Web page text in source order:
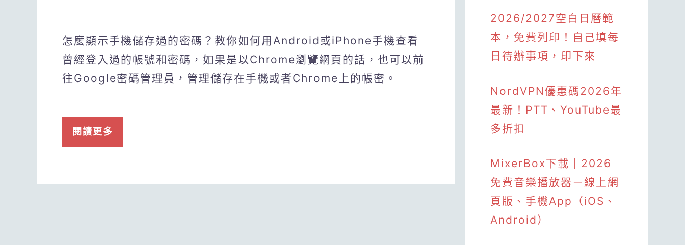
怎麼顯示手機儲存過的密碼？教你如何用Android或iPhone手機查看
曾經登入過的帳號和密碼，如果是以Chrome瀏覽網頁的話，也可以前
往Google密碼管理員，管理儲存在手機或者Chrome上的帳密。
閱讀更多
2026/2027空白日曆範
本，免費列印！自己填每
日待辦事項，印下來
NordVPN優惠碼2026年
最新！PTT、YouTube最
多折扣
MixerBox下載｜2026
免費音樂播放器－線上網
頁版、手機App（iOS、
Android）